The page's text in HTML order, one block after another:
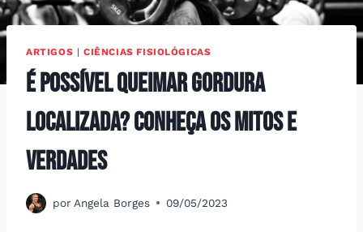
ARTIGOS | CIÊNCIAS FISIOLÓGICAS
É possível queimar gordura
localizada? Conheça os mitos e
verdades
por Angela Borges 09/05/2023